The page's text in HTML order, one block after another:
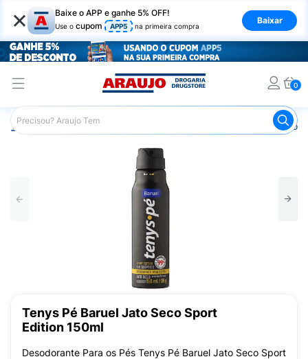
× Baixe o APP e ganhe 5% OFF!
Use o cupom APP5 na primeira compra
Baixar
0
Araujo Higiene Pessoal
Tenys Pé Baruel Jato Seco Sport
Edition 150ml
Desodorante Para os Pés Tenys Pé Baruel Jato Seco Sport